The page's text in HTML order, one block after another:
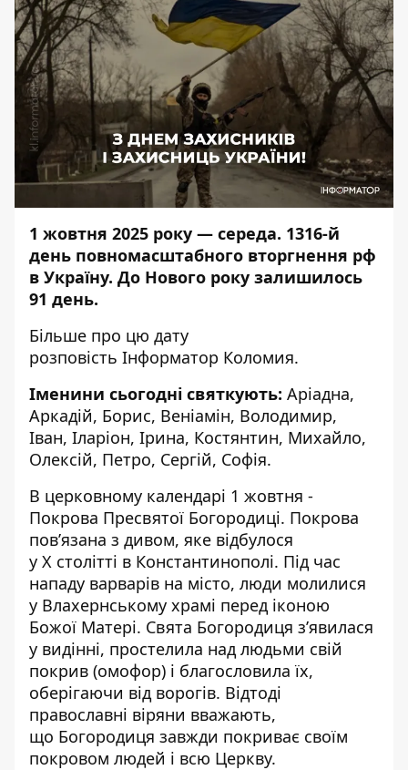
1 жовтня 2025 року — середа. 1316-й
день повномасштабного вторгнення рф
в Україну. До Нового року залишилось
91 день.
Більше про цю дату
розповість Інформатор Коломия.
Іменини сьогодні святкують: Аріадна,
Аркадій, Борис, Веніамін, Володимир,
Іван, Іларіон, Ірина, Костянтин, Михайло,
Олексій, Петро, Сергій, Софія.
В церковному календарі 1 жовтня -
Покрова Пресвятої Богородиці. Покрова
пов’язана з дивом, яке відбулося
у Х столітті в Константинополі. Під час
нападу варварів на місто, люди молилися
у Влахернському храмі перед іконою
Божої Матері. Свята Богородиця з’явилася
у видінні, простелила над людьми свій
покрив (омофор) і благословила їх,
оберігаючи від ворогів. Відтоді
православні віряни вважають,
що Богородиця завжди покриває своїм
покровом людей і всю Церкву.